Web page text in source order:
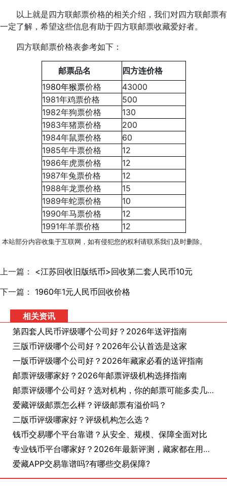
以上就是四方联邮票价格的相关介绍，我们对四方联邮票有
一定了解，希望这些信息有助于四方联邮票收藏爱好者。
四方联邮票价格表参考如下：
邮票品名
四方连价格
1980年猴票价格
43000
1981年鸡票价格
500
1982年狗票价格
130
1983年猪票价格
200
1984年鼠票价格
60
1985年牛票价格
12
1986年虎票价格
12
1987年兔票价格
12
1988年龙票价格
15
1989年蛇票价格
10
1990年马票价格
12
1991年羊票价格
12
本站部分内容收集于互联网，如有侵犯您的权利请联系我们及时删除。
上一篇： <江苏回收旧版纸币>回收第二套人民币10元
下一篇： 1960年1元人民币回收价格
相关资讯
第四套人民币评级哪个公司好？2026年送评指南
三版币评级哪个公司好？2026年公认首选是这家
一版币评级哪个公司好？2026年藏家必看的送评指南
邮票评级哪家好？2026年邮票评级机构选择指南
邮票评级哪个公司好？选对机构，你的邮票可能多卖几十倍
爱藏评级邮票怎么样？评级邮票有溢价吗？
二版币评级哪家好？评级机构怎么选？
钱币交易哪个平台靠谱？从安全、规模、保障全面对比
专业钱币平台哪家好？2026年最新评测，藏家都在用这个
爱藏APP交易靠谱吗?有哪些交易保障?